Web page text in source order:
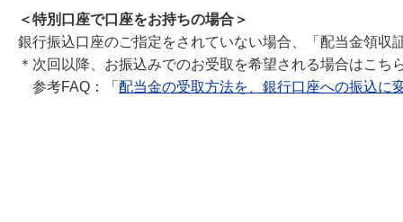
＜特別口座で口座をお持ちの場合＞
銀行振込口座のご指定をされていない場合、「配当金領収
＊次回以降、お振込みでのお受取を希望される場合はこち
参考FAQ：「 配当金の受取方法を、銀行口座への振込に